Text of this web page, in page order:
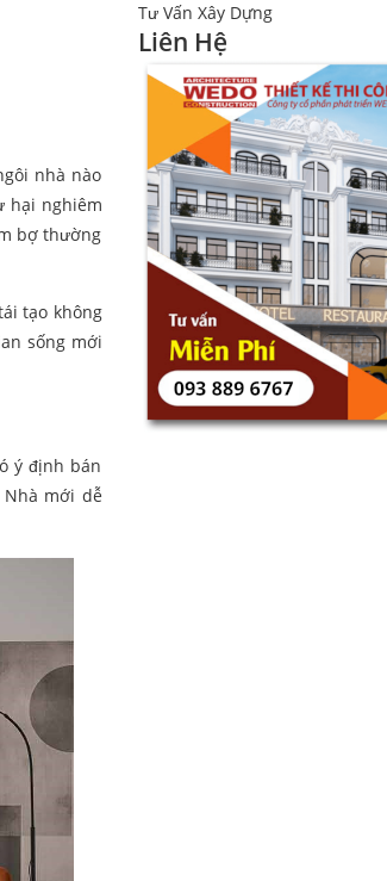
nhà nào
hại nghiêm
bợ thường
tạo không
sống mới
ý định bán
mới dễ
Tư Vấn Xây Dựng
Liên Hệ